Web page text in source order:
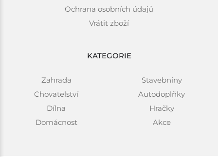
Ochrana osobních údajů
Vrátit zboží
KATEGORIE
Zahrada
Chovatelství
Dílna
Domácnost
Stavebniny
Autodoplňky
Hračky
Akce